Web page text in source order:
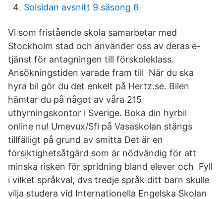
Solsidan avsnitt 9 säsong 6
Vi som fristående skola samarbetar med
Stockholm stad och använder oss av deras e-
tjänst för antagningen till förskoleklass.
Ansökningstiden varade fram till När du ska
hyra bil gör du det enkelt på Hertz.se. Bilen
hämtar du på något av våra 215
uthyrningskontor i Sverige. Boka din hyrbil
online nu! Umevux/Sfi på Vasaskolan stängs
tillfälligt på grund av smitta Det är en
försiktighetsåtgärd som är nödvändig för att
minska risken för spridning bland elever och Fyll
i vilket språkval, dvs tredje språk ditt barn skulle
vilja studera vid Internationella Engelska Skolan